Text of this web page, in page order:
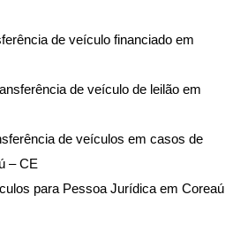
de veículo financiado em
de veículo de leilão em
de veículos em casos de
– CE
para Pessoa Jurídica em Coreaú